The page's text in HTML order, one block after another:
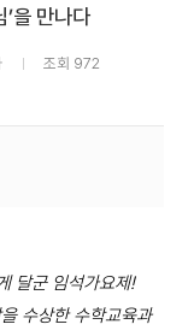
을 만나다
조회 972
달군 임석가요제!
수상한 수학교육과